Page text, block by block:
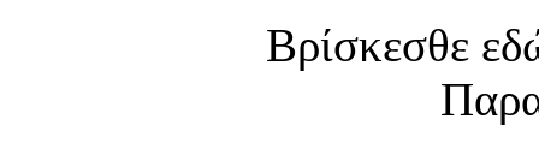
Βρίσκεσθε